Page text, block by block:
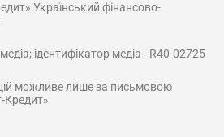
Український фінансово-
ідентифікатор медіа - R40-02725
можливе лише за письмовою
Кредит»